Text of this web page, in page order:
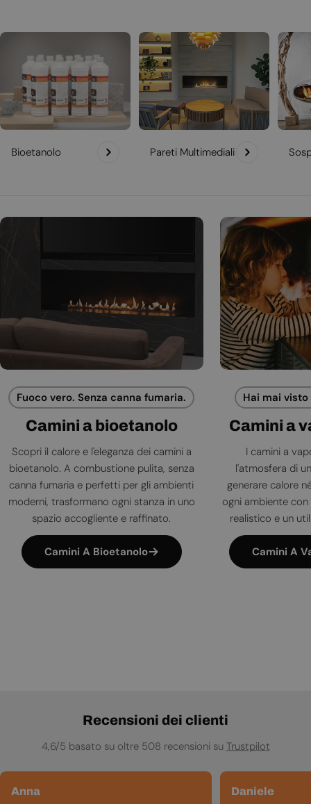
Bioetanolo Pareti Multimediali
Fuoco vero. Senza canna fumaria.
Camini a bioetanolo
Scopri il calore e l'eleganza dei camini a
bioetanolo. A combustione pulita, senza
canna fumaria e perfetti per gli ambienti
moderni, trasformano ogni stanza in uno
spazio accogliente e raffinato.
Camini A Bioetanolo
Hai mai
Camini a
I camini a
l'atmosfera di
generare calore
ogni ambiente
realistico e un
Camini A
Recensioni dei clienti
4,6/5 basato su oltre 508 recensioni su Trustpilot
Anna Daniele